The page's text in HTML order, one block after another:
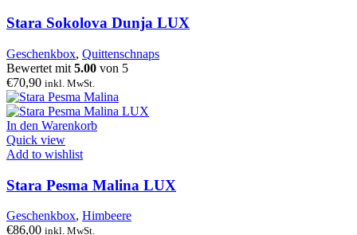
Stara Sokolova Dunja LUX
Geschenkbox, Quittenschnaps
Bewertet mit 5.00 von 5
€70,90 inkl. MwSt.
In den Warenkorb
Quick view
Add to wishlist
Stara Pesma Malina LUX
Geschenkbox, Himbeere
€86,00 inkl. MwSt.